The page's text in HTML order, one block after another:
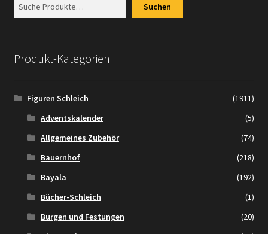
Suchen
Produkt-Kategorien
Figuren Schleich
(1911)
Adventskalender
(5)
Allgemeines Zubehör
(74)
Bauernhof
(218)
Bayala
(192)
Bücher-Schleich
(1)
Burgen und Festungen
(20)